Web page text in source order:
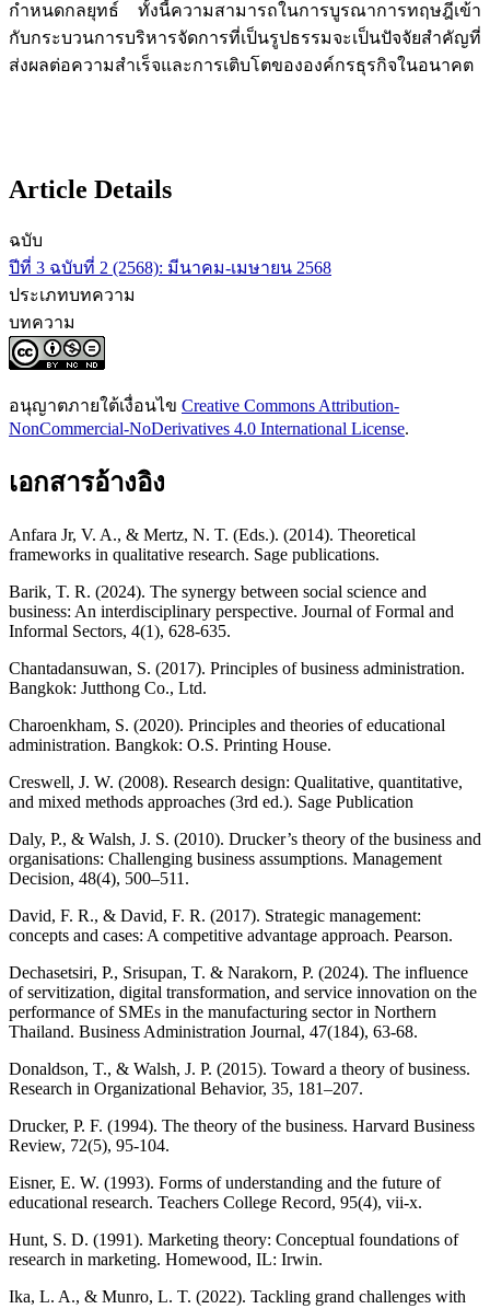
กำหนดกลยุทธ์ ทั้งนี้ความสามารถในการบูรณาการทฤษฎีเข้า
กับกระบวนการบริหารจัดการที่เป็นรูปธรรมจะเป็นปัจจัยสำคัญที่
ส่งผลต่อความสำเร็จและการเติบโตขององค์กรธุรกิจในอนาคต
Article Details
ฉบับ
ปีที่ 3 ฉบับที่ 2 (2568): มีนาคม-เมษายน 2568
ประเภทบทความ
บทความ
อนุญาตภายใต้เงื่อนไข Creative Commons Attribution-
NonCommercial-NoDerivatives 4.0 International License.
เอกสารอ้างอิง
Anfara Jr, V. A., & Mertz, N. T. (Eds.). (2014). Theoretical
frameworks in qualitative research. Sage publications.
Barik, T. R. (2024). The synergy between social science and
business: An interdisciplinary perspective. Journal of Formal and
Informal Sectors, 4(1), 628-635.
Chantadansuwan, S. (2017). Principles of business administration.
Bangkok: Jutthong Co., Ltd.
Charoenkham, S. (2020). Principles and theories of educational
administration. Bangkok: O.S. Printing House.
Creswell, J. W. (2008). Research design: Qualitative, quantitative,
and mixed methods approaches (3rd ed.). Sage Publication
Daly, P., & Walsh, J. S. (2010). Drucker’s theory of the business and
organisations: Challenging business assumptions. Management
Decision, 48(4), 500–511.
David, F. R., & David, F. R. (2017). Strategic management:
concepts and cases: A competitive advantage approach. Pearson.
Dechasetsiri, P., Srisupan, T. & Narakorn, P. (2024). The influence
of servitization, digital transformation, and service innovation on the
performance of SMEs in the manufacturing sector in Northern
Thailand. Business Administration Journal, 47(184), 63-68.
Donaldson, T., & Walsh, J. P. (2015). Toward a theory of business.
Research in Organizational Behavior, 35, 181–207.
Drucker, P. F. (1994). The theory of the business. Harvard Business
Review, 72(5), 95-104.
Eisner, E. W. (1993). Forms of understanding and the future of
educational research. Teachers College Record, 95(4), vii-x.
Hunt, S. D. (1991). Marketing theory: Conceptual foundations of
research in marketing. Homewood, IL: Irwin.
Ika, L. A., & Munro, L. T. (2022). Tackling grand challenges with